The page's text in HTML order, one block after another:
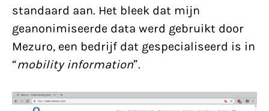
standaard aan. Het bleek dat mijn
geanonimiseerde data werd gebruikt door
Mezuro, een bedrijf dat gespecialiseerd is in
“mobility information”.